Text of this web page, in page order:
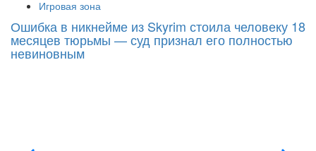
Игровая зона
Ошибка в никнейме из Skyrim стоила человеку 18
месяцев тюрьмы — суд признал его полностью
невиновным